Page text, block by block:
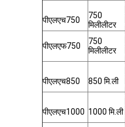
पीएलएच750
750
मिलीलीटर
पीएलएफ750
750
मिलीलीटर
पीएलएच850 850 मि.ली
पीएलएच1000 1000 मि.ली